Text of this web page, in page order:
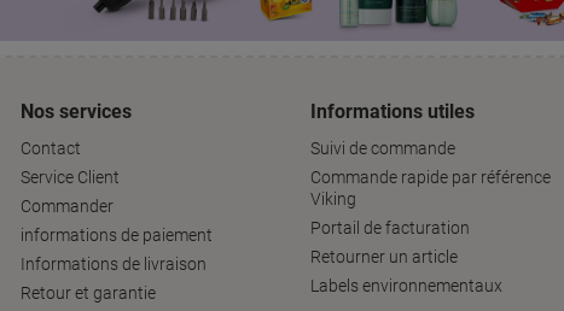
Nos services
Contact
Service Client
Commander
informations de paiement
Informations de livraison
Retour et garantie
Informations utiles
Suivi de commande
Commande rapide par référence
Viking
Portail de facturation
Retourner un article
Labels environnementaux